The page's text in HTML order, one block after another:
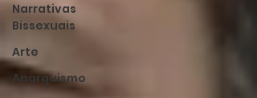
Narrativas
Bissexuais
Arte
Anarquismo